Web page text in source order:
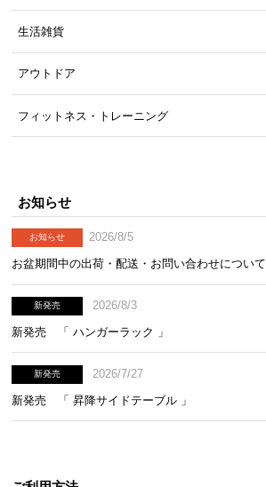
生活雑貨
アウトドア
フィットネス・トレーニング
お知らせ
お知らせ
2026/8/5
お盆期間中の出荷・配送・お問い合わせについて
新発売
2026/8/3
新発売 「 ハンガーラック 」
新発売
2026/7/27
新発売 「 昇降サイドテーブル 」